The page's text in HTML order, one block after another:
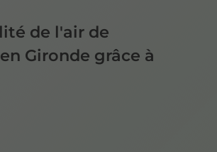
de l'air de
Gironde grâce à